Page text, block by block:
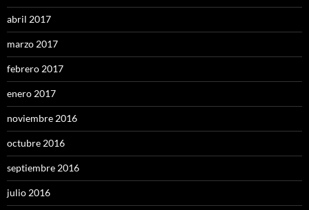
abril 2017
marzo 2017
febrero 2017
enero 2017
noviembre 2016
octubre 2016
septiembre 2016
julio 2016